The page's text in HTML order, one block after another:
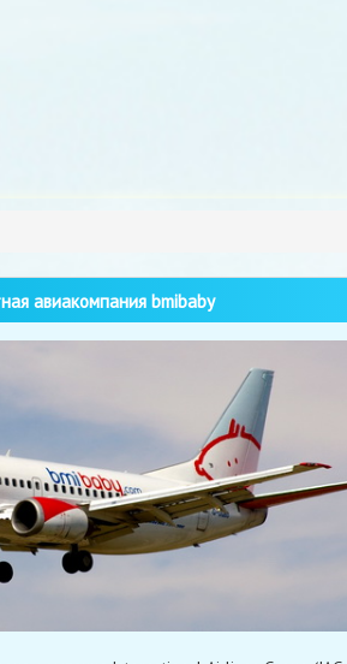
авиакомпания bmibaby